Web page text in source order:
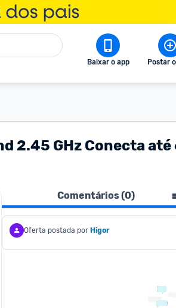
Baixar o app Postar
2.45 GHz Conecta
Comentários (0)
Oferta postada por Higor